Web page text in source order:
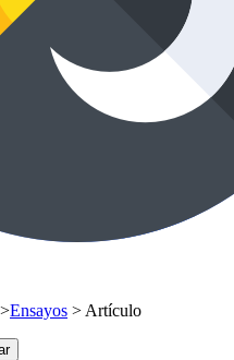
>Ensayos > Artículo